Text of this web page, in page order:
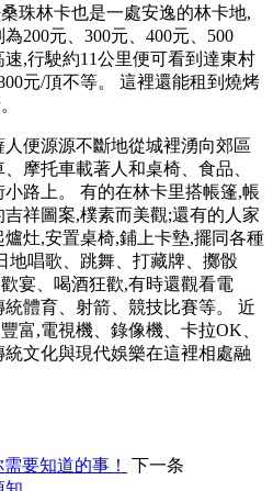
珠林卡也是一處安逸的林卡地,
200元、300元、400元、500
,行駛約11公里便可看到達東村
元/頂不等。 這裡還能租到燒烤
便源源不斷地從城裡湧向郊區
摩托車載著人和桌椅、食品、
路上。 有的在林卡里搭帳篷,帳
祥圖案,樸素而美觀;還有的人家
灶,安置桌椅,鋪上卡墊,擺同各種
地唱歌、跳舞、打藏牌、擲骰
宴、喝酒狂歡,有時還觀看電
體育、射箭、競技比賽等。 近
富,電視機、錄像機、卡拉OK、
文化與現代娛樂在這裡相處融
要知道的事！
下一条